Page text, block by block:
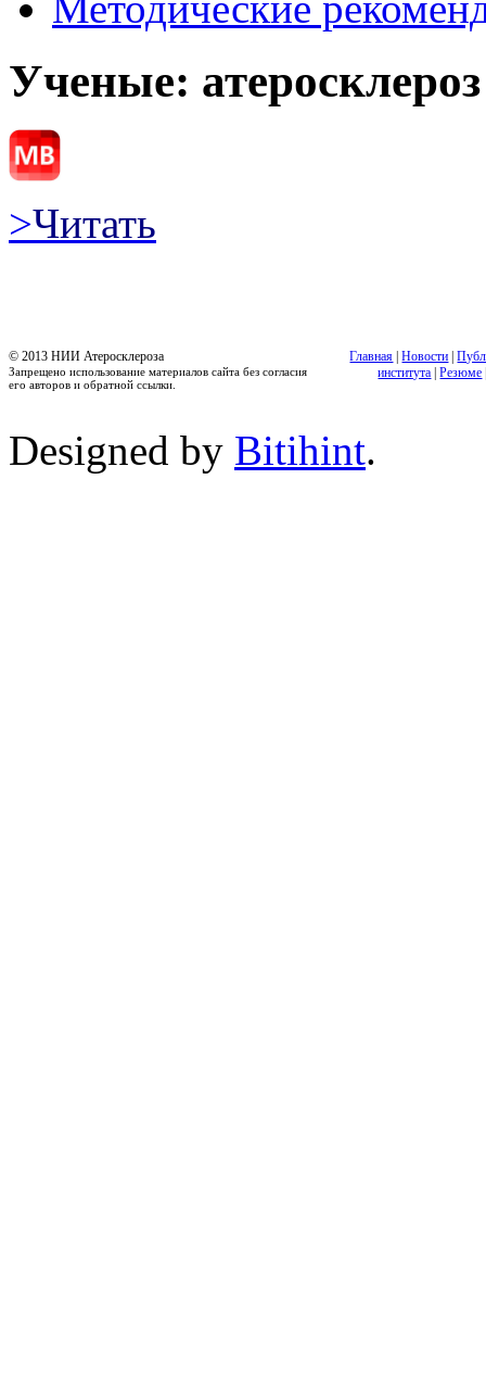
Ученые:
>Читать
© 2013 НИИ Атеросклероза
Запрещено использование материалов сайта без согласия
его авторов и обратной ссылки.
Главная |Новости |
института |Резюме
Designed by Bitihint.